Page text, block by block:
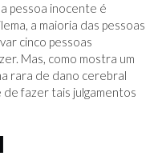
pessoa inocente é
a maioria das pessoas
cinco pessoas
Mas, como mostra um
rara de dano cerebral
de fazer tais julgamentos